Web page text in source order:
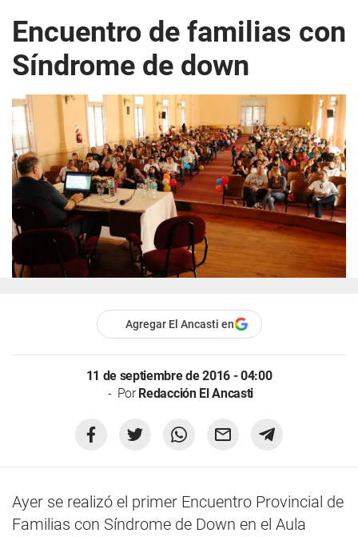
Encuentro de familias con
Síndrome de down
Agregar El Ancasti en
11 de septiembre de 2016 - 04:00
Por Redacción El Ancasti
Ayer se realizó el primer Encuentro Provincial de
Familias con Síndrome de Down en el Aula